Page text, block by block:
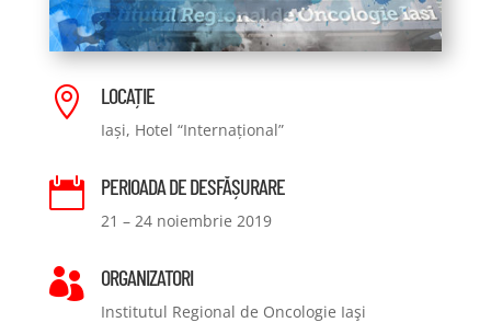
 LOCAȚIE
Iași, Hotel “Internațional”
 PERIOADA DE DESFĂȘURARE
21 – 24 noiembrie 2019
 ORGANIZATORI
Institutul Regional de Oncologie Iaşi